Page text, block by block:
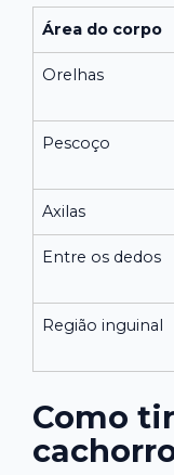
Área do corpo
Orelhas
Pescoço
Axilas
Entre os dedos
Região inguinal
Como